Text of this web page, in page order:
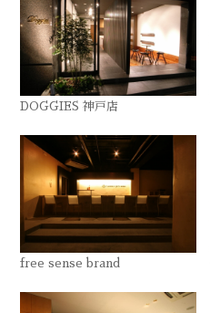
DOGGIES 神戸店
free sense brand